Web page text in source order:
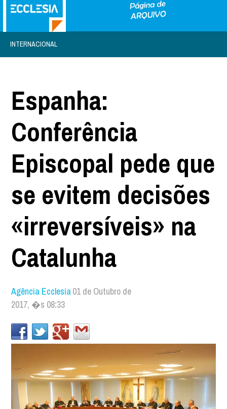
INTERNACIONAL
Espanha:
Conferência
Episcopal pede que
se evitem decisões
«irreversíveis» na
Catalunha
Agência Ecclesia01 de Outubro de
2017, �s 08:33